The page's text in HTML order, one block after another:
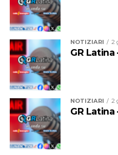
La proprietaria di una
denunciato l’accaduto
pubblicato sui social, nella
informazioni utili a
individuare il responsabile.
NOTIZIARI 2
GR
NOTIZIARI 2
GR